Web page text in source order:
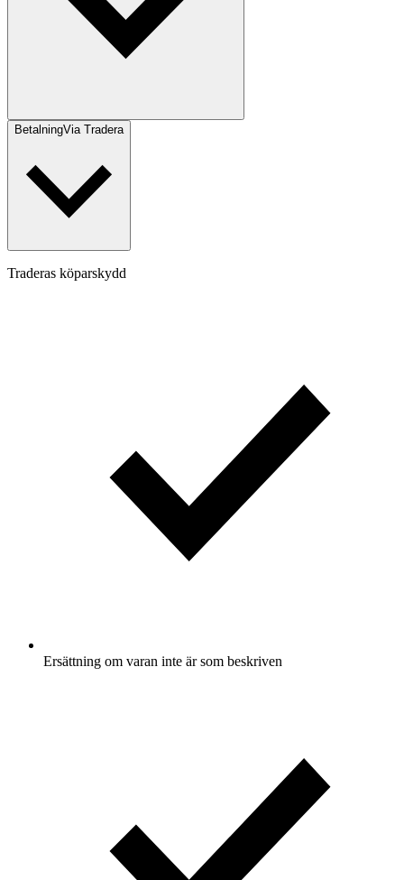
BetalningVia Tradera
Traderas köparskydd
Ersättning om varan inte är som beskriven